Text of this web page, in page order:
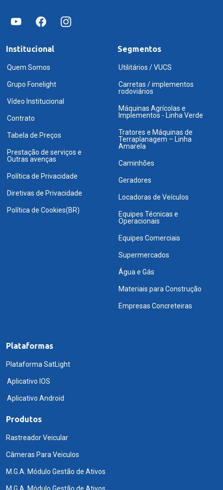
Institucional
Quem Somos
Grupo Fonelight
Vídeo Institucional
Contrato
Tabela de Preços
Prestação de serviços e
Outras avenças
Política de Privacidade
Diretivas de Privacidade
Política de Cookies(BR)
Segmentos
Utilitários / VUCS
Carretas / implementos
rodoviários
Máquinas Agrícolas e
Implementos - Linha Verde
Tratores e Máquinas de
Terraplanagem – Linha
Amarela
Caminhões
Geradores
Locadoras de Veículos
Equipes Técnicas e
Operacionais
Equipes Comerciais
Supermercados
Água e Gás
Materiais para Construção
Empresas Concreteiras
Plataformas
Plataforma SatLight
Aplicativo IOS
Aplicativo Android
Produtos
Rastreador Veicular
Câmeras Para Veiculos
M.G.A. Módulo Gestão de Ativos